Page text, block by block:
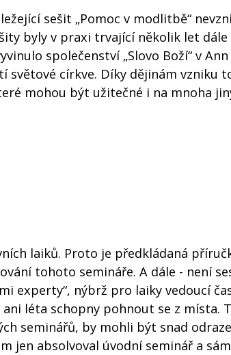
sešit „Pomoc v modlitbě“
byly v praxi trvající několik let dále
společenství „Slovo Boží“ v
světové církve. Díky dějinám vzniku
mohou být užitečné i na mnoha
laiků. Proto je předkládaná
tohoto semináře. A dále - není
experty“, nýbrž pro laiky vedoucí
léta schopny pohnout se z místa.
seminářů, by mohli být snad
jen absolvoval úvodní seminář a